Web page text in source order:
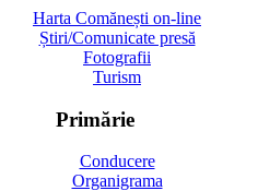
Harta Comănești on-line
Știri/Comunicate presă
Fotografii
Turism
Primărie
Conducere
Organigrama